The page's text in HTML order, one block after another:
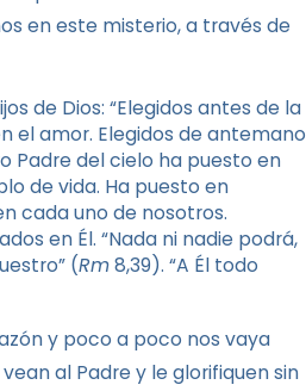
en este misterio, a través de
de Dios: “Elegidos antes de la
el amor. Elegidos de antemano
Padre del cielo ha puesto en
de vida. Ha puesto en
cada uno de nosotros.
en Él. “Nada ni nadie podrá,
(Rm8,39). “A Él todo
y poco a poco nos vaya
al Padre y le glorifiquen sin